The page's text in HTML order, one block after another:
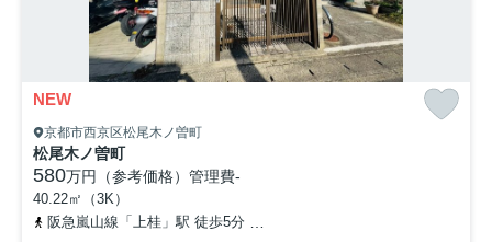
NEW
京都市西京区松尾木ノ曽町
松尾木ノ曽町
580万円（参考価格） 管理費-
40.22㎡（3K）
阪急嵐山線「上桂」駅 徒歩5分